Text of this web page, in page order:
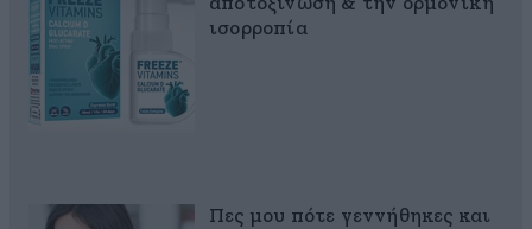
αποτοξίνωση & την ορμονική
ισορροπία
Πες μου πότε γεννήθηκες και